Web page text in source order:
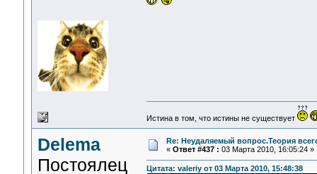
Истина в том, что истины не существует
Delema
Постоялец
Re: Неудаляемый вопрос.Теория
« Ответ #437 : 03 Марта 2010, 16:05:24 »
Цитата: valeriy от 03 Марта 2010, 15:48:38